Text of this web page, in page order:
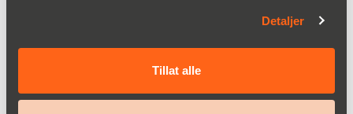
Detaljer
Tillat alle